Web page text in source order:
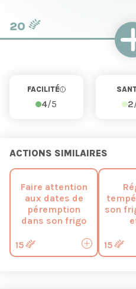
20
FACILITÉ i
4/5 2
ACTIONS SIMILAIRES
Faire attention
aux dates de
péremption
dans son frigo
15
son
15